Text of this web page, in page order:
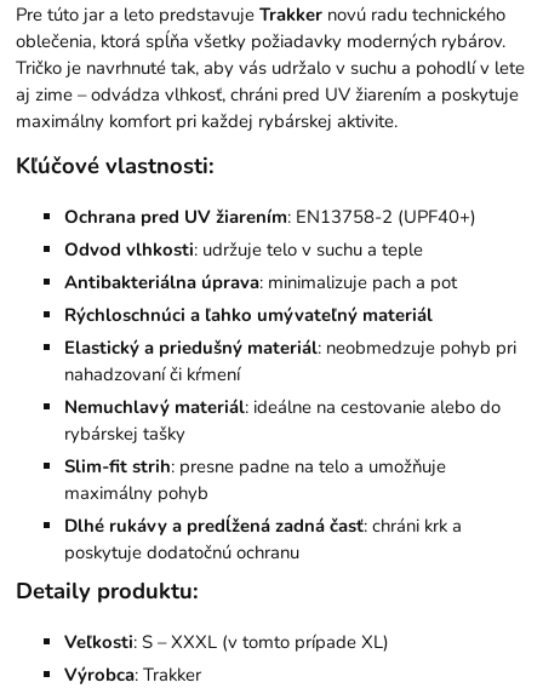
Pre túto jar a leto predstavujeTrakker novú radu technického
oblečenia, ktorá spĺňa všetky požiadavky moderných rybárov.
Tričko je navrhnuté tak, aby vás udržalo v suchu a pohodlí v lete
aj zime – odvádza vlhkosť, chráni pred UV žiarením a poskytuje
maximálny komfort pri každej rybárskej aktivite.
Kľúčové vlastnosti:
Ochrana pred UV žiarením: EN13758-2 (UPF40+)
Odvod vlhkosti: udržuje telo v suchu a teple
Antibakteriálna úprava: minimalizuje pach a pot
Rýchloschnúci a ľahko umývateľný materiál
Elastický a priedušný materiál: neobmedzuje pohyb pri
nahadzovaní či kŕmení
Nemuchlavý materiál: ideálne na cestovanie alebo do
rybárskej tašky
Slim-fit strih: presne padne na telo a umožňuje
maximálny pohyb
Dlhé rukávy a predĺžená zadná časť: chráni krk a
poskytuje dodatočnú ochranu
Detaily produktu:
Veľkosti: S – XXXL (v tomto prípade XL)
Výrobca: Trakker